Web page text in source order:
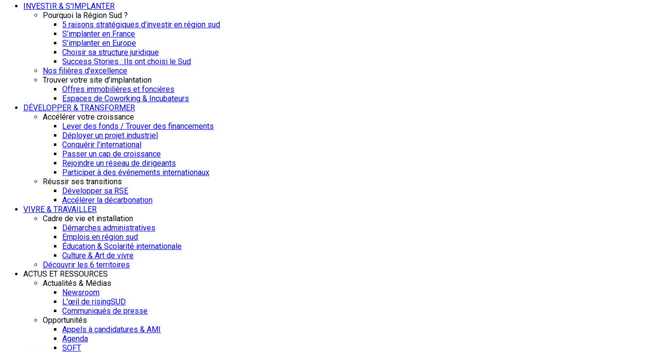
INVESTIR & S'IMPLANTER
Pourquoi la Région Sud ?
5 raisons stratégiques d'investir en région sud
S’implanter en France
S’implanter en Europe
Choisir sa structure juridique
Success Stories : Ils ont choisi le Sud
Nos filières d'excellence
Trouver votre site d'implantation
Offres immobilières et foncières
Espaces de Coworking & Incubateurs
DÉVELOPPER & TRANSFORMER
Accélérer votre croissance
Lever des fonds / Trouver des financements
Déployer un projet industriel
Conquérir l'international
Passer un cap de croissance
Rejoindre un réseau de dirigeants
Participer à des événements internationaux
Réussir ses transitions
Développer sa RSE
Accélérer la décarbonation
VIVRE & TRAVAILLER
Cadre de vie et installation
Démarches administratives
Emplois en région sud
Éducation & Scolarité internationale
Culture & Art de vivre
Découvrir les 6 territoires
ACTUS ET RESSOURCES
Actualités & Médias
Newsroom
L'œil de risingSUD
Communiqués de presse
Opportunités
Appels à candidatures & AMI
Agenda
SOFT